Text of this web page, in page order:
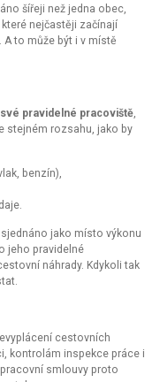
šířeji než jedna obec,
nejčastěji začínají
to může být i v místě
pravidelné pracoviště
stejném rozsahu, jako by
benzín),
jako místo výkonu
jeho pravidelné
náhrady. Kdykoli tak
cestovních
kontrolám inspekce práce i
smlouvy proto